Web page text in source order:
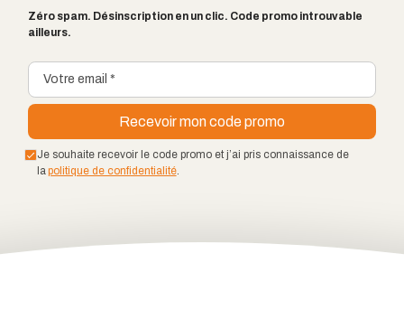
Zéro spam. Désinscription en un clic. Code promo introuvable
ailleurs.
Je souhaite recevoir le code promo et j’ai pris connaissance de
lapolitique de confidentialité.